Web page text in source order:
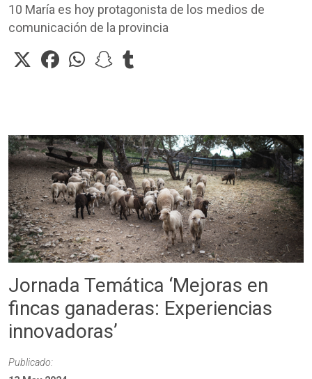
10 María es hoy protagonista de los medios de
comunicación de la provincia
Jornada Temática ‘Mejoras en
fincas ganaderas: Experiencias
innovadoras’
Publicado: